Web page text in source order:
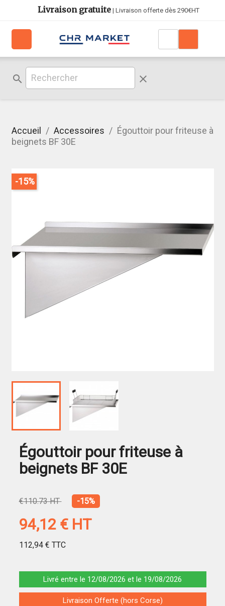
Livraison gratuite| Livraison offerte dès 290€HT
search clear
Accueil Accessoires
Égouttoir pour friteuse à
beignets BF 30E
-15%
Égouttoir pour friteuse à
beignets BF 30E
€110.73 HT -15%
94,12 € HT
112,94 € TTC
Livré entre le 12/08/2026 et le 19/08/2026
Livraison Offerte (hors Corse)